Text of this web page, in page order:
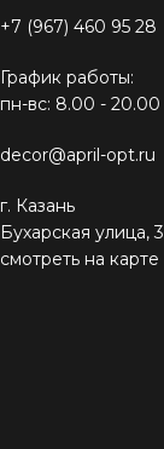
+7 (967) 460 95 28
График работы:
пн-вс: 8.00 - 20.00
decor@april-opt.ru
г. Казань
Бухарская улица, 3
смотреть на карте